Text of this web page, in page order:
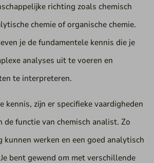
richting zoals chemisch
chemie of organische chemie.
je de fundamentele kennis die je
analyses uit te voeren en
te interpreteren.
kennis, zijn er specifieke vaardigheden
de functie van chemisch analist. Zo
kunnen werken en een goed analytisch
bent gewend om met verschillende